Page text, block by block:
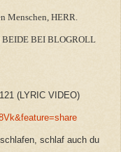
Menschen, HERR.
BEIDE BEI BLOGROLL
(LYRIC VIDEO)
schlaf auch du